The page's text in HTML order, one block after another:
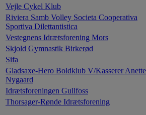
Vejle Cykel Klub
Riviera Samb Volley Societa Cooperativa
Sportiva Dilettantistica
Vestegnens Idrætsforening Mors
Skjold Gymnastik Birkerød
Sifa
Gladsaxe-Hero Boldklub V/Kasserer Anette
Nygaard
Idrætsforeningen Gullfoss
Thorsager-Rønde Idrætsforening